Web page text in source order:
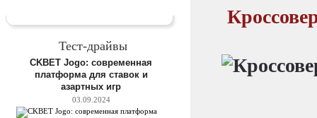
Тест-драйвы
CKBET Jogo: современная
платформа для ставок и
азартных игр
03.09.2024